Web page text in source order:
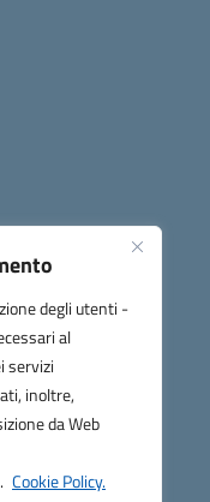
degli utenti -
al
servizi
inoltre,
da Web
Cookie Policy.